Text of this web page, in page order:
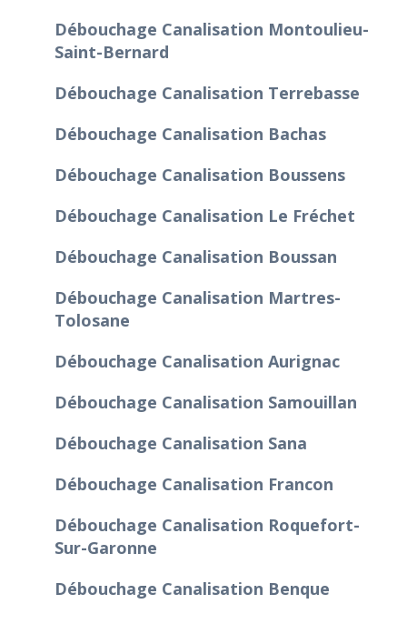
Débouchage Canalisation Montoulieu-
Saint-Bernard
Débouchage Canalisation Terrebasse
Débouchage Canalisation Bachas
Débouchage Canalisation Boussens
Débouchage Canalisation Le Fréchet
Débouchage Canalisation Boussan
Débouchage Canalisation Martres-
Tolosane
Débouchage Canalisation Aurignac
Débouchage Canalisation Samouillan
Débouchage Canalisation Sana
Débouchage Canalisation Francon
Débouchage Canalisation Roquefort-
Sur-Garonne
Débouchage Canalisation Benque